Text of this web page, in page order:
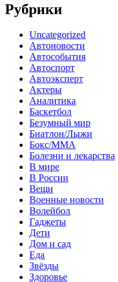
Рубрики
Uncategorized
Автоновости
Автособытия
Автоспорт
Автоэксперт
Актеры
Аналитика
Баскетбол
Безумный мир
Биатлон/Лыжи
Бокс/MMA
Болезни и лекарства
В мире
В России
Вещи
Военные новости
Волейбол
Гаджеты
Дети
Дом и сад
Еда
Звёзды
Здоровье